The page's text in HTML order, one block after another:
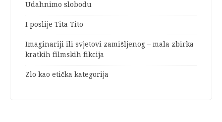
Udahnimo slobodu
I poslije Tita Tito
Imaginariji ili svjetovi zamišljenog – mala zbirka
kratkih filmskih fikcija
Zlo kao etička kategorija